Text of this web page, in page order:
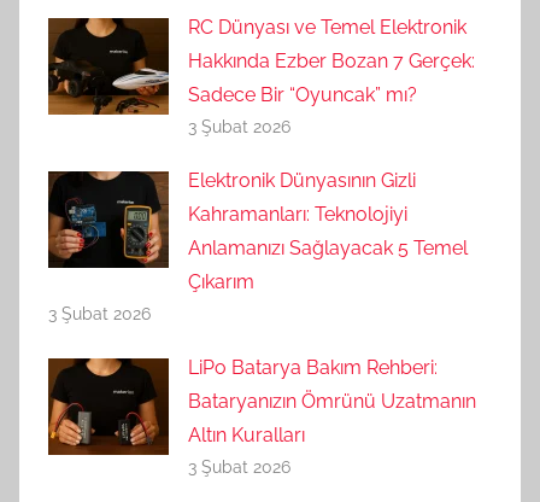
RC Dünyası ve Temel Elektronik
Hakkında Ezber Bozan 7 Gerçek:
Sadece Bir “Oyuncak” mı?
3 Şubat 2026
Elektronik Dünyasının Gizli
Kahramanları: Teknolojiyi
Anlamanızı Sağlayacak 5 Temel
Çıkarım
3 Şubat 2026
LiPo Batarya Bakım Rehberi:
Bataryanızın Ömrünü Uzatmanın
Altın Kuralları
3 Şubat 2026